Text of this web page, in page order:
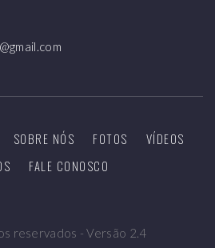
SOBRE NÓS FOTOS
VÍDEOS
FALE CONOSCO
reservados - Versão 2.4